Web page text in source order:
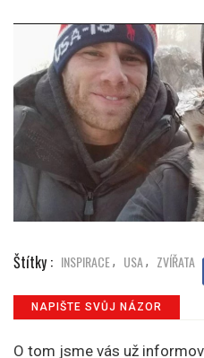
Štítky : INSPIRACE, USA, ZVÍŘATA
NAPIŠTE SVŮJ NÁZOR
O tom jsme vás už